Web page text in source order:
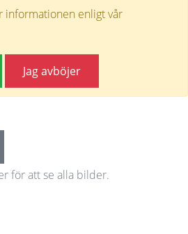
informationen enligt vår
Jag avböjer
för att se alla bilder.